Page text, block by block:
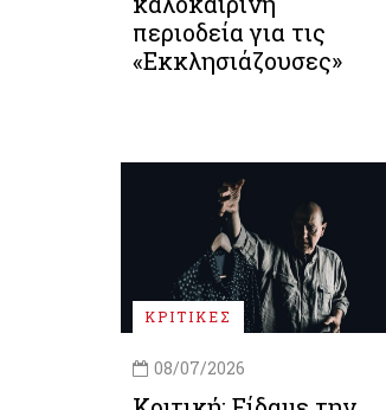
περιοδεία για τις
«Εκκλησιάζουσες»
ΚΡΙΤΙΚΕΣ
08/07/2026